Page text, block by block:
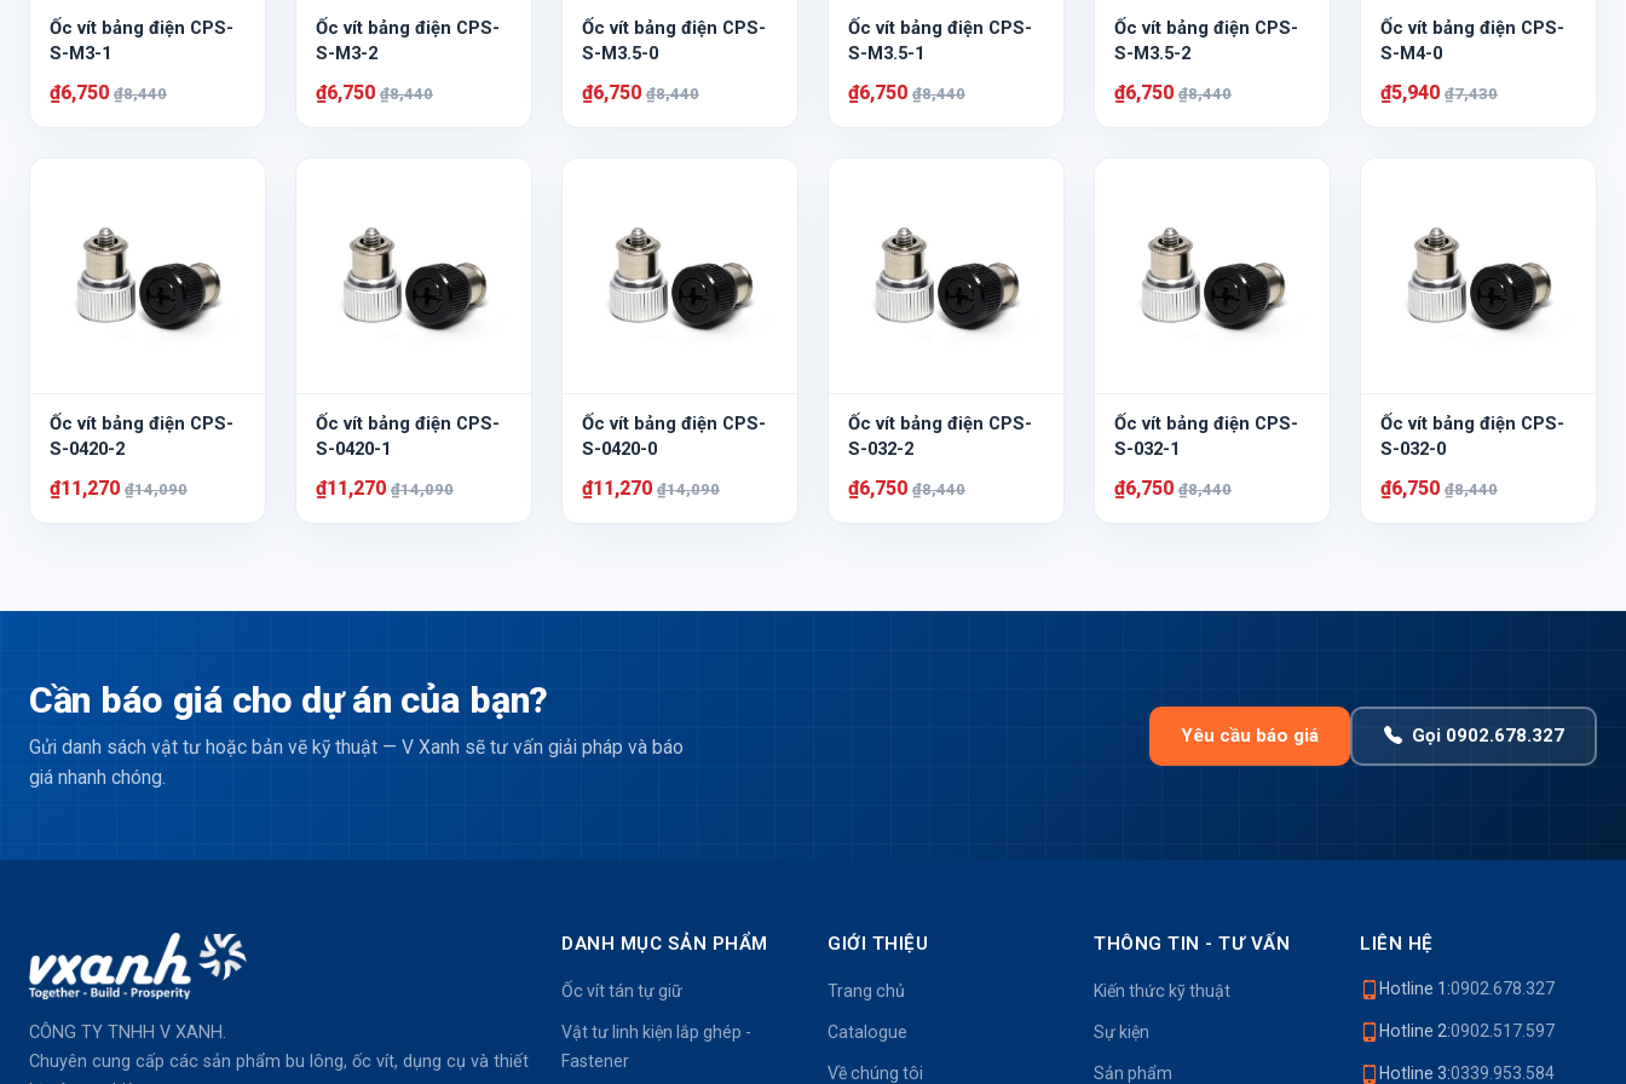
Ốc vít bảng điện CPS-
S-M3-1
₫6,750 ₫8,440
Ốc vít bảng điện CPS-
S-M3-2
₫6,750 ₫8,440
Ốc vít bảng điện CPS-
S-M3.5-0
₫6,750 ₫8,440
Ốc vít bảng điện CPS-
S-M3.5-1
₫6,750 ₫8,440
Ốc vít bảng điện CPS-
S-M3.5-2
₫6,750 ₫8,440
Ốc vít bảng điện CPS-
S-M4-0
₫5,940 ₫7,430
Ốc vít bảng điện CPS-
S-0420-2
₫11,270 ₫14,090
Ốc vít bảng điện CPS-
S-0420-1
₫11,270 ₫14,090
Ốc vít bảng điện CPS-
S-0420-0
₫11,270 ₫14,090
Ốc vít bảng điện CPS-
S-032-2
₫6,750 ₫8,440
Ốc vít bảng điện CPS-
S-032-1
₫6,750 ₫8,440
Ốc vít bảng điện CPS-
S-032-0
₫6,750 ₫8,440
Cần báo giá cho dự án của bạn?
Gửi danh sách vật tư hoặc bản vẽ kỹ thuật — V Xanh sẽ tư vấn giải pháp và báo
giá nhanh chóng.
Yêu cầu báo giá Gọi 0902.678.327
CÔNG TY TNHH V XANH.
Chuyên cung cấp các sản phẩm bu lông, ốc vít, dụng cụ và thiết
DANH MỤC SẢN PHẨM
Ốc vít tán tự giữ
Vật tư linh kiện lắp ghép -
Fastener
GIỚI THIỆU
Trang chủ
Catalogue
Về chúng tôi
THÔNG TIN - TƯ VẤN
Kiến thức kỹ thuật
Sự kiện
Sản phẩm
LIÊN HỆ
Hotline 1:0902.678.327
Hotline 2:0902.517.597
Hotline 3:0339.953.584